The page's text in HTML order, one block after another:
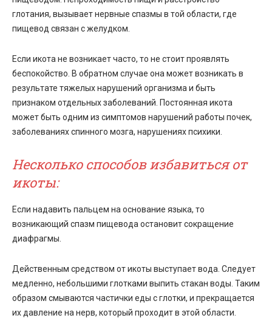
глотания, вызывает нервные спазмы в той области, где
пищевод связан с желудком.
Если икота не возникает часто, то не стоит проявлять
беспокойство. В обратном случае она может возникать в
результате тяжелых нарушений организма и быть
признаком отдельных заболеваний. Постоянная икота
может быть одним из симптомов нарушений работы почек,
заболеваниях спинного мозга, нарушениях психики.
Несколько способов избавиться от
икоты:
Если надавить пальцем на основание языка, то
возникающий спазм пищевода остановит сокращение
диафрагмы.
Действенным средством от икоты выступает вода. Следует
медленно, небольшими глотками выпить стакан воды. Таким
образом смываются частички еды с глотки, и прекращается
их давление на нерв, который проходит в этой области.